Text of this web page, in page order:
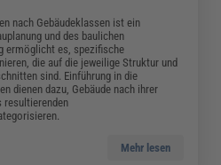
nach Gebäudeklassen ist ein
und des baulichen
ermöglicht es, spezifische
die auf die jeweilige Struktur und
sind. Einführung in die
dienen dazu, Gebäude nach ihrer
resultierenden
Mehr lesen